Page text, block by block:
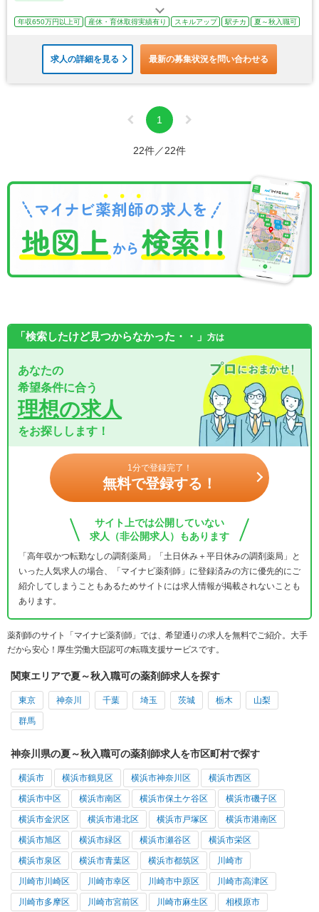
年収650万円以上可 産休・育休取得実績有り スキルアップ 駅チカ 夏～秋入職可
求人の詳細を見る 最新の募集状況を問い合わせる
1
22件／22件
「検索したけど見つからなかった・・」 方は
あなたの
希望条件に合う
理想の求人
をお探しします！
1分で登録完了！
無料で登録する！
サイト上では公開していない
求人（非公開求人）もあります
「高年収かつ転勤なしの調剤薬局」「土日休み＋平日休みの調剤薬局」と
いった人気求人の場合、「マイナビ薬剤師」に登録済みの方に優先的にご
紹介してしまうこともあるためサイトには求人情報が掲載されないことも
あります。
薬剤師のサイト「マイナビ薬剤師」では、希望通りの求人を無料でご紹介。大手
だから安心！厚生労働大臣認可の転職支援サービスです。
関東エリアで夏～秋入職可の薬剤師求人を探す
東京 神奈川 千葉 埼玉 茨城 栃木 山梨
群馬
神奈川県の夏～秋入職可の薬剤師求人を市区町村で探す
横浜市 横浜市鶴見区 横浜市神奈川区 横浜市西区
横浜市中区 横浜市南区 横浜市保土ケ谷区 横浜市磯子区
横浜市金沢区 横浜市港北区 横浜市戸塚区 横浜市港南区
横浜市旭区 横浜市緑区 横浜市瀬谷区 横浜市栄区
横浜市泉区 横浜市青葉区 横浜市都筑区 川崎市
川崎市川崎区 川崎市幸区 川崎市中原区 川崎市高津区
川崎市多摩区 川崎市宮前区 川崎市麻生区 相模原市